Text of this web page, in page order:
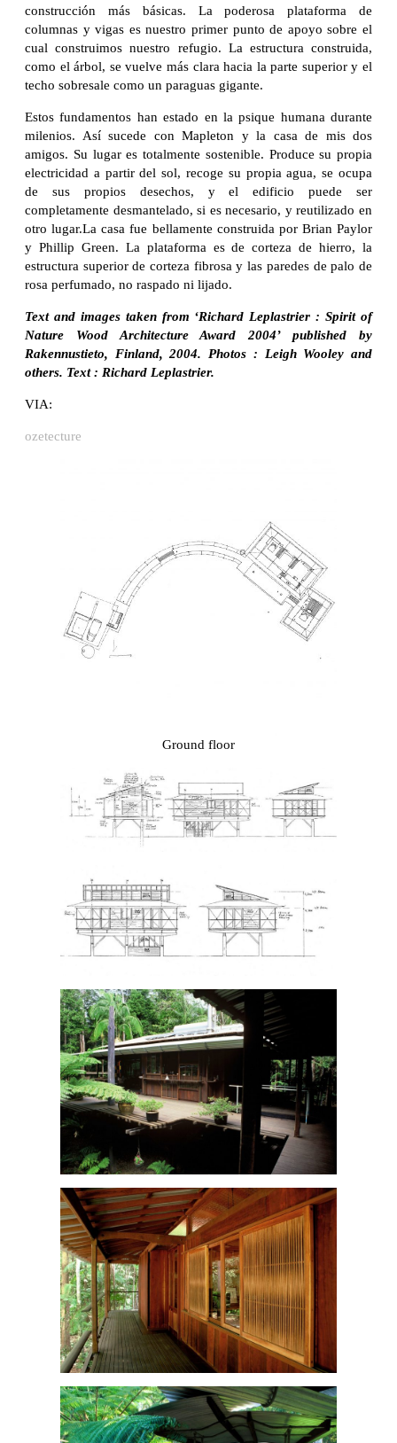
construcción más básicas. La poderosa plataforma de
columnas y vigas es nuestro primer punto de apoyo sobre el
cual construimos nuestro refugio. La estructura construida,
como el árbol, se vuelve más clara hacia la parte superior y el
techo sobresale como un paraguas gigante.
Estos fundamentos han estado en la psique humana durante
milenios. Así sucede con Mapleton y la casa de mis dos
amigos. Su lugar es totalmente sostenible. Produce su propia
electricidad a partir del sol, recoge su propia agua, se ocupa
de sus propios desechos, y el edificio puede ser
completamente desmantelado, si es necesario, y reutilizado en
otro lugar.La casa fue bellamente construida por Brian Paylor
y Phillip Green. La plataforma es de corteza de hierro, la
estructura superior de corteza fibrosa y las paredes de palo de
rosa perfumado, no raspado ni lijado.
Text and images taken from ‘Richard Leplastrier : Spirit of
Nature Wood Architecture Award 2004’ published by
Rakennustieto, Finland, 2004. Photos : Leigh Wooley and
others. Text : Richard Leplastrier.
VIA:
ozetecture
Ground floor